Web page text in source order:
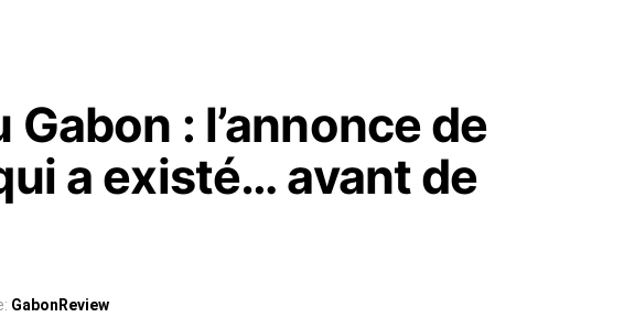
: l’annonce de
a existé… avant de
GabonReview